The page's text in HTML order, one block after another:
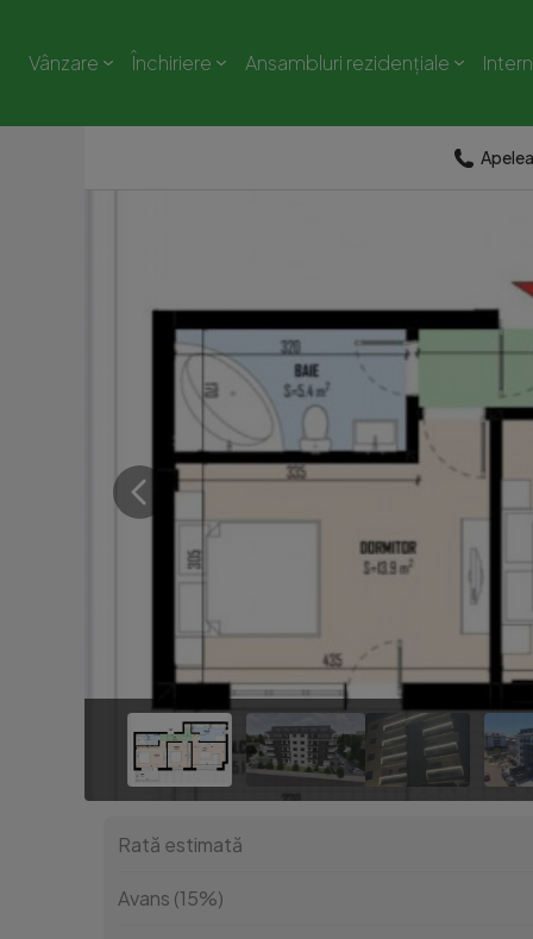
Vânzare Închiriere Ansambluri rezidențiale
Rată estimată
Avans (15%)